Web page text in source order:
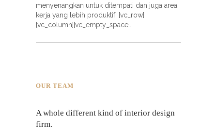
menyenangkan untuk ditempati dan juga area
kerja yang lebih produktif. [vc_row]
[vc_column][vc_empty_space
OUR TEAM
A whole different kind of interior design
firm.